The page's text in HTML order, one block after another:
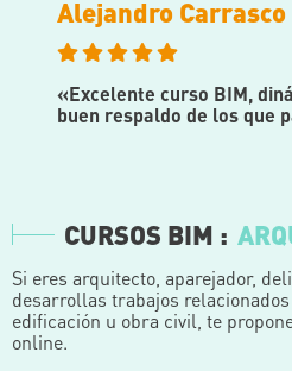
Alejandro
«Excelente curso BIM,
buen respaldo de los que
CURSOS BIM :
Si eres arquitecto, aparejador,
desarrollas trabajos
edificación u obra civil, te
online.